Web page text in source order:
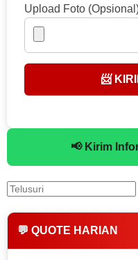
Upload Foto
📨
📢 Kirim
💬 QUOTE HARIAN